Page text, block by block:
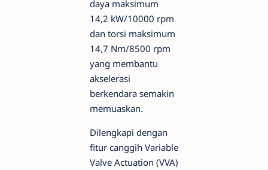
daya maksimum
14,2 kW/10000 rpm
dan torsi maksimum
14,7 Nm/8500 rpm
yang membantu
akselerasi
berkendara semakin
memuaskan.
Dilengkapi dengan
fitur canggih Variable
Valve Actuation (VVA)